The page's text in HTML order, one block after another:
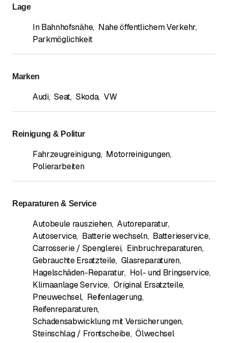
Lage
In Bahnhofsnähe, Nahe öffentlichem Verkehr,
Parkmöglichkeit
Marken
Audi, Seat, Skoda, VW
Reinigung & Politur
Fahrzeugreinigung, Motorreinigungen,
Polierarbeiten
Reparaturen & Service
Autobeule rausziehen, Autoreparatur,
Autoservice, Batterie wechseln, Batterieservice,
Carrosserie / Spenglerei, Einbruchreparaturen,
Gebrauchte Ersatzteile, Glasreparaturen,
Hagelschäden-Reparatur, Hol- und Bringservice,
Klimaanlage Service, Original Ersatzteile,
Pneuwechsel, Reifenlagerung,
Reifenreparaturen,
Schadensabwicklung mit Versicherungen,
Steinschlag / Frontscheibe, Ölwechsel